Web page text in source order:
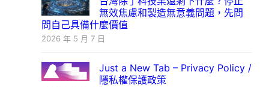
無效焦慮和製造無意義問題，先問
問自己具備什麼價值
2026 年 5 月 7 日
Just a New Tab – Privacy Policy /
隱私權保護政策